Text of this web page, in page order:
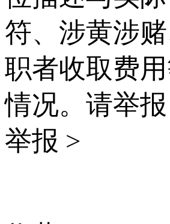
符、涉黄涉
职者收取费
情况。请举报
举报 >